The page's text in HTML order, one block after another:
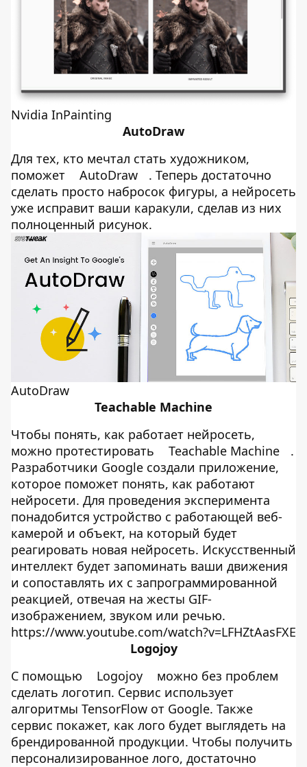
Nvidia InPainting
AutoDraw
Для тех, кто мечтал стать художником,
поможет
AutoDraw
. Теперь достаточно
сделать просто набросок фигуры, а нейросеть
уже исправит ваши каракули, сделав из них
полноценный рисунок.
AutoDraw
Teachable Machine
Чтобы понять, как работает нейросеть,
можно протестировать
Teachable Machine
.
Разработчики Google создали приложение,
которое поможет понять, как работают
нейросети. Для проведения эксперимента
понадобится устройство с работающей веб-
камерой и объект, на который будет
реагировать новая нейросеть. Искусственный
интеллект будет запоминать ваши движения
и сопоставлять их с запрограммированной
реакцией, отвечая на жесты GIF-
изображением, звуком или речью.
https://www.youtube.com/watch?v=LFHZtAasFXE
Logojoy
С помощью
Logojoy
можно без проблем
сделать логотип. Сервис использует
алгоритмы TensorFlow от Google. Также
сервис покажет, как лого будет выглядеть на
брендированной продукции. Чтобы получить
персонализированное лого, достаточно